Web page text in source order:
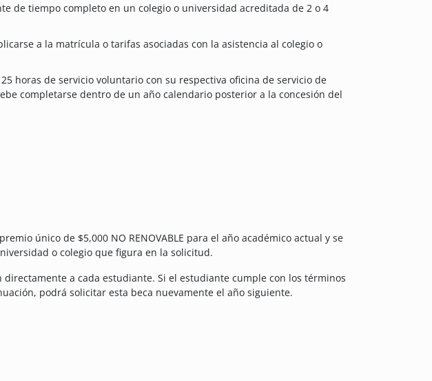
de tiempo completo en un colegio o universidad acreditada de 2 o 4
a la matrícula o tarifas asociadas con la asistencia al colegio o
horas de servicio voluntario con su respectiva oficina de servicio de
completarse dentro de un año calendario posterior a la concesión del
único de $5,000 NO RENOVABLE para el año académico actual y se
o colegio que figura en la solicitud.
directamente a cada estudiante. Si el estudiante cumple con los términos
podrá solicitar esta beca nuevamente el año siguiente.